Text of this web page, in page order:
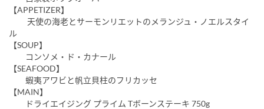
【APPETIZER】
天使の海老とサーモンリエットのメランジュ・ノエルスタイ
ル
【SOUP】
コンソメ・ド・カナール
【SEAFOOD】
蝦夷アワビと帆立貝柱のフリカッセ
【MAIN】
ドライエイジング プライム Tボーンステーキ 750g